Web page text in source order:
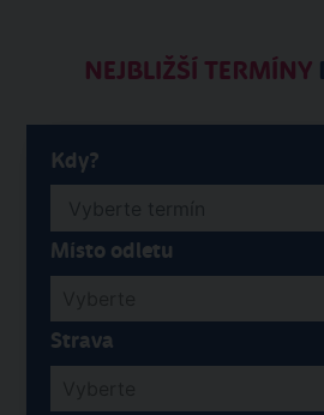
NEJBLIŽŠÍ TERMÍNY
Kdy?
Místo odletu
Strava